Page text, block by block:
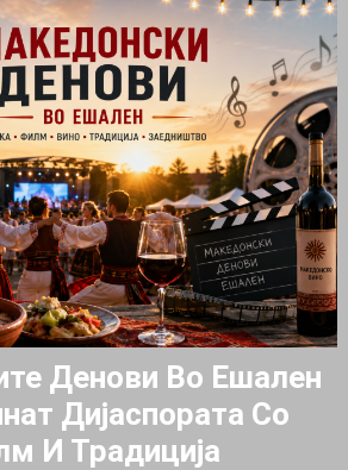
Денови Во Ешален
Дијаспората Со
И Традиција